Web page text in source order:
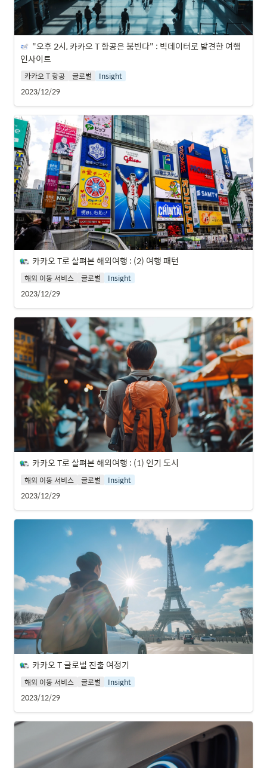
"오후 2시, 카카오 T 항공은 붐빈다" : 빅데이터로 발견한 여행
인사이트
카카오 T 항공 글로벌
Insight
2023/12/29
카카오 T로 살펴본 해외여행 : (2) 여행 패턴
해외 이동 서비스 글로벌
Insight
2023/12/29
카카오 T로 살펴본 해외여행 : (1) 인기 도시
해외 이동 서비스 글로벌
Insight
2023/12/29
카카오 T 글로벌 진출 여정기
해외 이동 서비스 글로벌
Insight
2023/12/29